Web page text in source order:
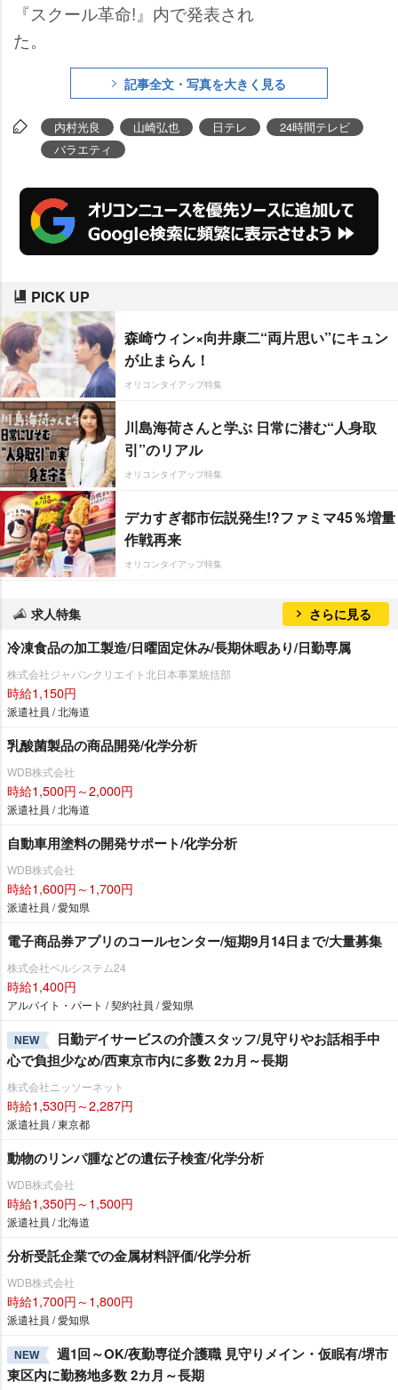
『スクール革命!』内で発表され
た。
記事全文・写真を大きく見る
内村光良 山崎弘也 日テレ
24時間テレビ
バラエティ
PICK UP
森崎ウィン×向井康二“両片思い”にキュン
が止まらん！
オリコンタイアップ特集
川島海荷さんと学ぶ 日常に潜む“人身取
引”のリアル
オリコンタイアップ特集
デカすぎ都市伝説発生!?ファミマ45％増量
作戦再来
オリコンタイアップ特集
求人特集 さらに見る
冷凍食品の加工製造/日曜固定休み/長期休暇あり/日勤専属
株式会社ジャパンクリエイト北日本事業統括部
時給1,150円
派遣社員 / 北海道
乳酸菌製品の商品開発/化学分析
WDB株式会社
時給1,500円～2,000円
派遣社員 / 北海道
自動車用塗料の開発サポート/化学分析
WDB株式会社
時給1,600円～1,700円
派遣社員 / 愛知県
電子商品券アプリのコールセンター/短期9月14日まで/大量募集
株式会社ベルシステム24
時給1,400円
アルバイト・パート / 契約社員 / 愛知県
NEW
日勤デイサービスの介護スタッフ/見守りやお話相手中
心で負担少なめ/西東京市内に多数 2カ月～長期
株式会社ニッソーネット
時給1,530円～2,287円
派遣社員 / 東京都
動物のリンパ腫などの遺伝子検査/化学分析
WDB株式会社
時給1,350円～1,500円
派遣社員 / 北海道
分析受託企業での金属材料評価/化学分析
WDB株式会社
時給1,700円～1,800円
派遣社員 / 愛知県
NEW
週1回～OK/夜勤専従介護職 見守りメイン・仮眠有/堺市
東区内に勤務地多数 2カ月～長期